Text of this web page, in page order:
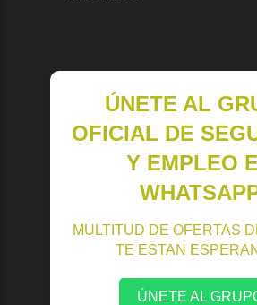
ÚNETE AL
OFICIAL DE
Y EMPLEO
MULTITUD DE OFERTAS
TE ESTAN
ÚNETE AL